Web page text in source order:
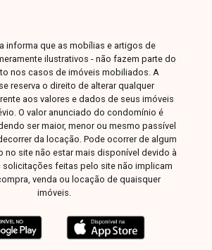
informa que as mobílias e artigos de
ilustrativos - não fazem parte do
nos casos de imóveis mobiliados. A
reserva o direito de alterar qualquer
aos valores e dados de seus imóveis
O valor anunciado do condomínio é
ser maior, menor ou mesmo passível
da locação. Pode ocorrer de algum
no site não estar mais disponível devido à
solicitações feitas pelo site não implicam
venda ou locação de quaisquer
imóveis.